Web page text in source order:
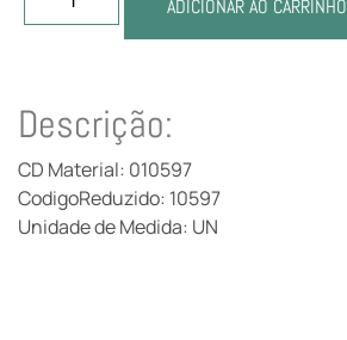
ADICIONAR AO CARRINHO
Descrição:
CD Material: 010597
CodigoReduzido: 10597
Unidade de Medida: UN